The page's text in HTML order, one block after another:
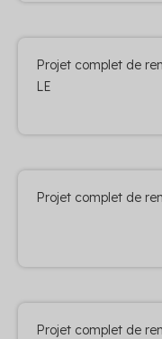
Projet complet de
LE
Projet complet de
Projet complet de